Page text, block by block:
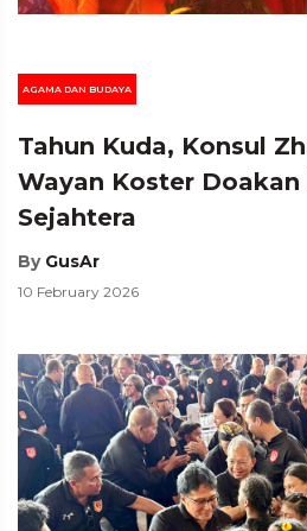
AGAMA DAN BUDAYA
Tahun Kuda, Konsul
Wayan Koster Doakan
Sejahtera
By GusAr
10 February 2026